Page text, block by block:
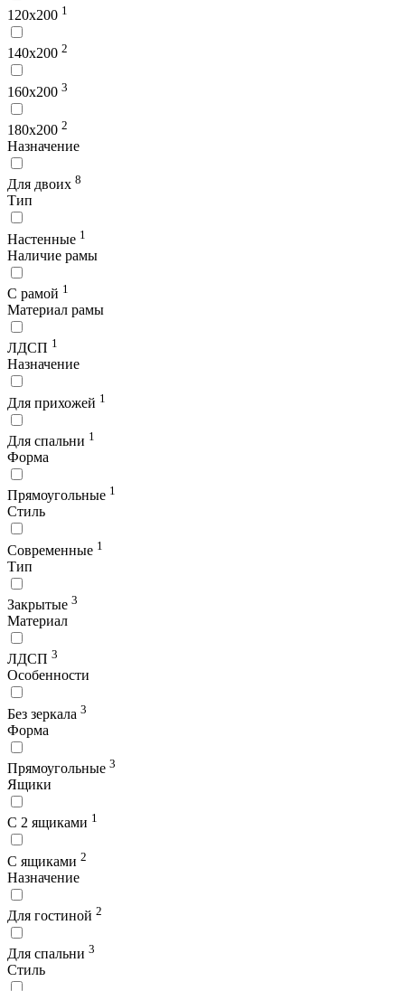
120х200 1
140х200 2
160х200 3
180х200 2
Назначение
Для двоих 8
Тип
Настенные 1
Наличие рамы
С рамой 1
Материал рамы
ЛДСП 1
Назначение
Для прихожей 1
Для спальни 1
Форма
Прямоугольные 1
Стиль
Современные 1
Тип
Закрытые 3
Материал
ЛДСП 3
Особенности
Без зеркала 3
Форма
Прямоугольные 3
Ящики
С 2 ящиками 1
С ящиками 2
Назначение
Для гостиной 2
Для спальни 3
Стиль